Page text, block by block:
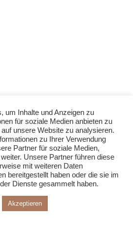
um Inhalte und Anzeigen zu
für soziale Medien anbieten zu
unsere Website zu analysieren.
zu Ihrer Verwendung
Partner für soziale Medien,
Unsere Partner führen diese
mit weiteren Daten
bereitgestellt haben oder die sie im
Dienste gesammelt haben.
Akzeptieren